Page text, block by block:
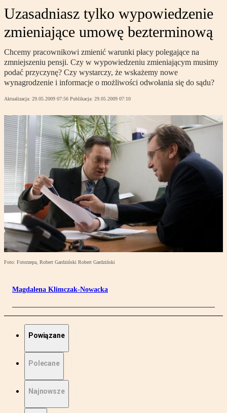
Uzasadniasz tylko wypowiedzenie
zmieniające umowę bezterminową
Chcemy pracownikowi zmienić warunki płacy polegające na
zmniejszeniu pensji. Czy w wypowiedzeniu zmieniającym musimy
podać przyczynę? Czy wystarczy, że wskażemy nowe
wynagrodzenie i informacje o możliwości odwołania się do sądu?
Aktualizacja: 29.05.2009 07:56 Publikacja: 29.05.2009 07:10
Foto: Fotorzepa, Robert Gardziński Robert Gardziński
Magdalena Klimczak-Nowacka
Powiązane
Polecane
Najnowsze